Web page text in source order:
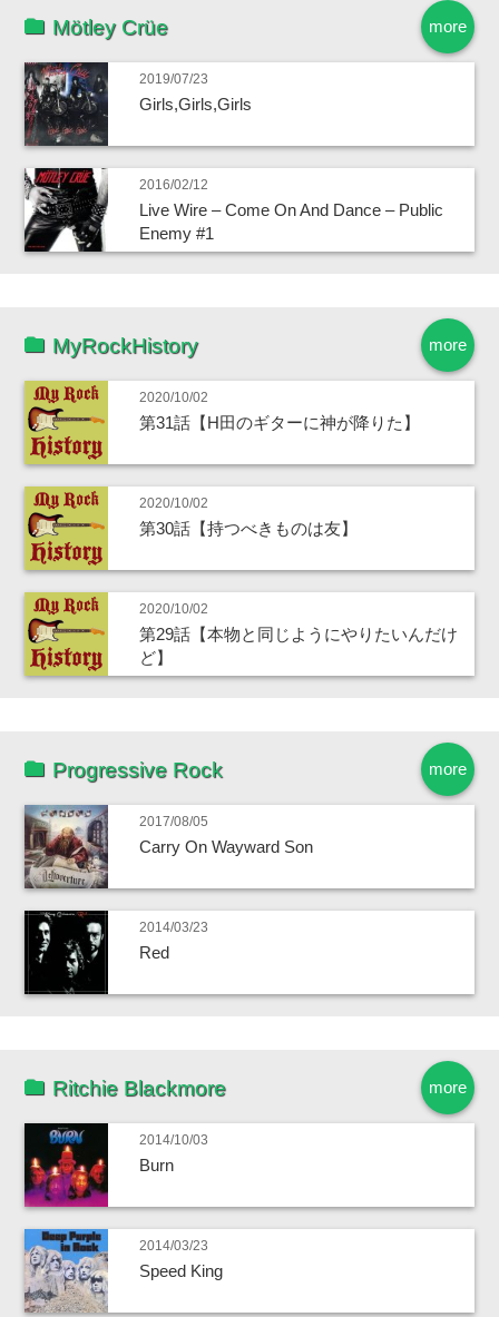
more
Mötley Crüe
2019/07/23
Girls,Girls,Girls
2016/02/12
Live Wire – Come On And Dance – Public
Enemy #1
more
MyRockHistory
2020/10/02
第31話【H田のギターに神が降りた】
2020/10/02
第30話【持つべきものは友】
2020/10/02
第29話【本物と同じようにやりたいんだけ
ど】
more
Progressive Rock
2017/08/05
Carry On Wayward Son
2014/03/23
Red
more
Ritchie Blackmore
2014/10/03
Burn
2014/03/23
Speed King